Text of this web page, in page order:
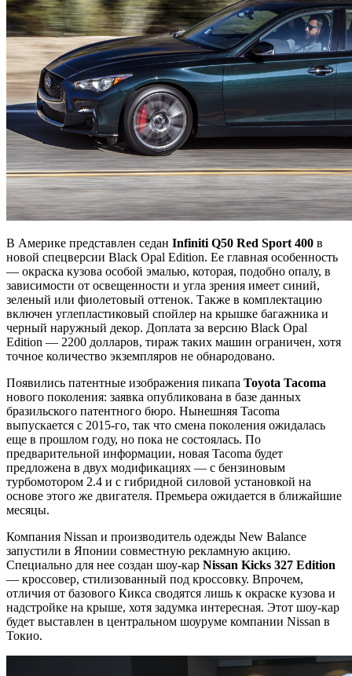
В Америке представлен седан Infiniti Q50 Red Sport 400 в
новой спецверсии Black Opal Edition. Ее главная особенность
— окраска кузова особой эмалью, которая, подобно опалу, в
зависимости от освещенности и угла зрения имеет синий,
зеленый или фиолетовый оттенок. Также в комплектацию
включен углепластиковый спойлер на крышке багажника и
черный наружный декор. Доплата за версию Black Opal
Edition — 2200 долларов, тираж таких машин ограничен, хотя
точное количество экземпляров не обнародовано.
Появились патентные изображения пикапа Toyota Tacoma
нового поколения: заявка опубликована в базе данных
бразильского патентного бюро. Нынешняя Tacoma
выпускается с 2015-го, так что смена поколения ожидалась
еще в прошлом году, но пока не состоялась. По
предварительной информации, новая Tacoma будет
предложена в двух модификациях — с бензиновым
турбомотором 2.4 и с гибридной силовой установкой на
основе этого же двигателя. Премьера ожидается в ближайшие
месяцы.
Компания Nissan и производитель одежды New Balance
запустили в Японии совместную рекламную акцию.
Специально для нее создан шоу-кар Nissan Kicks 327 Edition
— кроссовер, стилизованный под кроссовку. Впрочем,
отличия от базового Кикса сводятся лишь к окраске кузова и
надстройке на крыше, хотя задумка интересная. Этот шоу-кар
будет выставлен в центральном шоуруме компании Nissan в
Токио.